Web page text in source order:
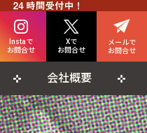
Instaで
お問合せ
Xで
お問合せ
メールで
お問合せ
CD
よくある質問
会社概要
利用規約